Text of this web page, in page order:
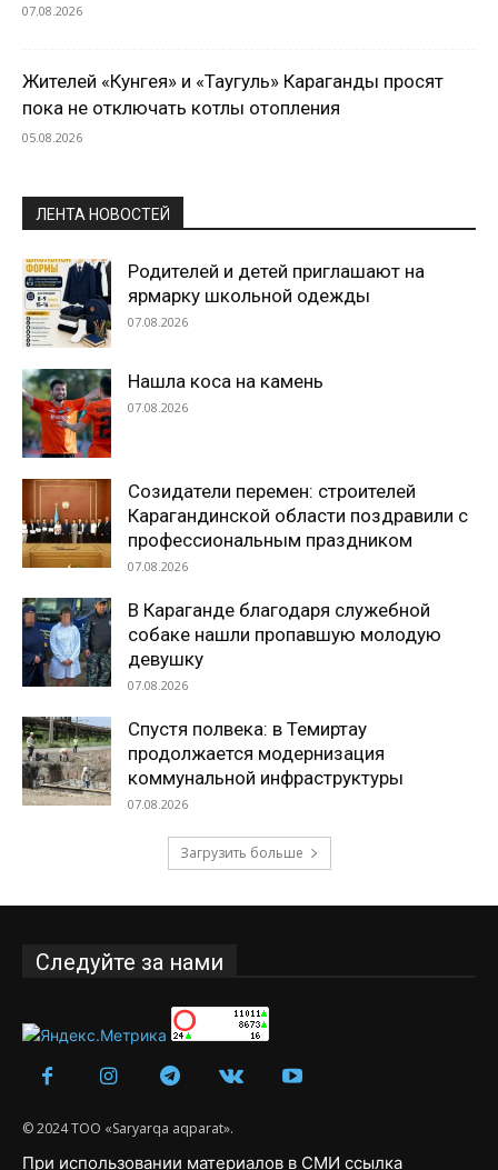
07.08.2026
Жителей «Кунгея» и «Таугуль» Караганды просят
пока не отключать котлы отопления
05.08.2026
ЛЕНТА НОВОСТЕЙ
Родителей и детей приглашают на
ярмарку школьной одежды
07.08.2026
Нашла коса на камень
07.08.2026
Созидатели перемен: строителей
Карагандинской области поздравили с
профессиональным праздником
07.08.2026
В Караганде благодаря служебной
собаке нашли пропавшую молодую
девушку
07.08.2026
Спустя полвека: в Темиртау
продолжается модернизация
коммунальной инфраструктуры
07.08.2026
Загрузить больше
Следуйте за нами
© 2024 ТОО «Saryarqa aqparat».
При использовании материалов в СМИ ссылка